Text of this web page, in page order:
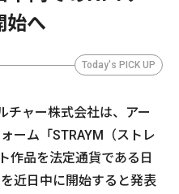
始へ
Today's PICK UP
チャー株式会社は、アー
ーム「STRAYM（ストレ
作品を法定通貨である日
近日中に開始すると発表